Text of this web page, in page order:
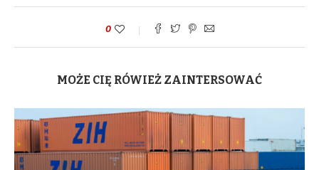
0
MOŻE CIĘ RÓWIEŻ ZAINTERSOWAĆ